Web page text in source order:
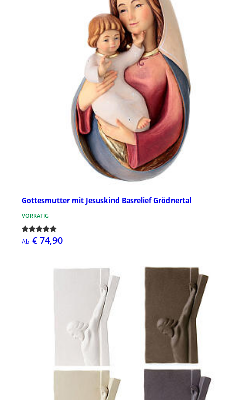
Gottesmutter mit Jesuskind Basrelief Grödnertal
VORRÄTIG
Ab € 74,90